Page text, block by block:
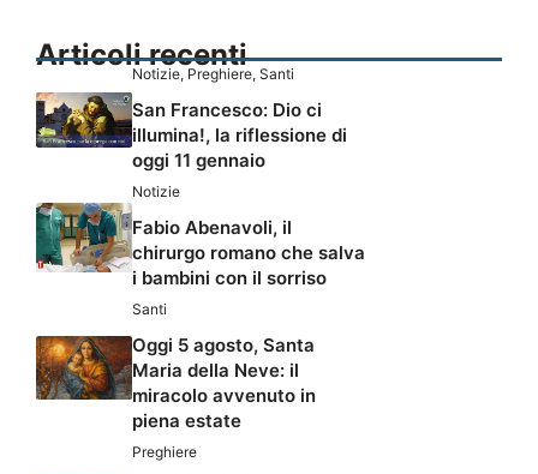
Articoli recenti
Notizie, Preghiere, Santi
San Francesco: Dio ci
illumina!, la riflessione di
oggi 11 gennaio
Notizie
Fabio Abenavoli, il
chirurgo romano che salva
i bambini con il sorriso
Santi
Oggi 5 agosto, Santa
Maria della Neve: il
miracolo avvenuto in
piena estate
Preghiere